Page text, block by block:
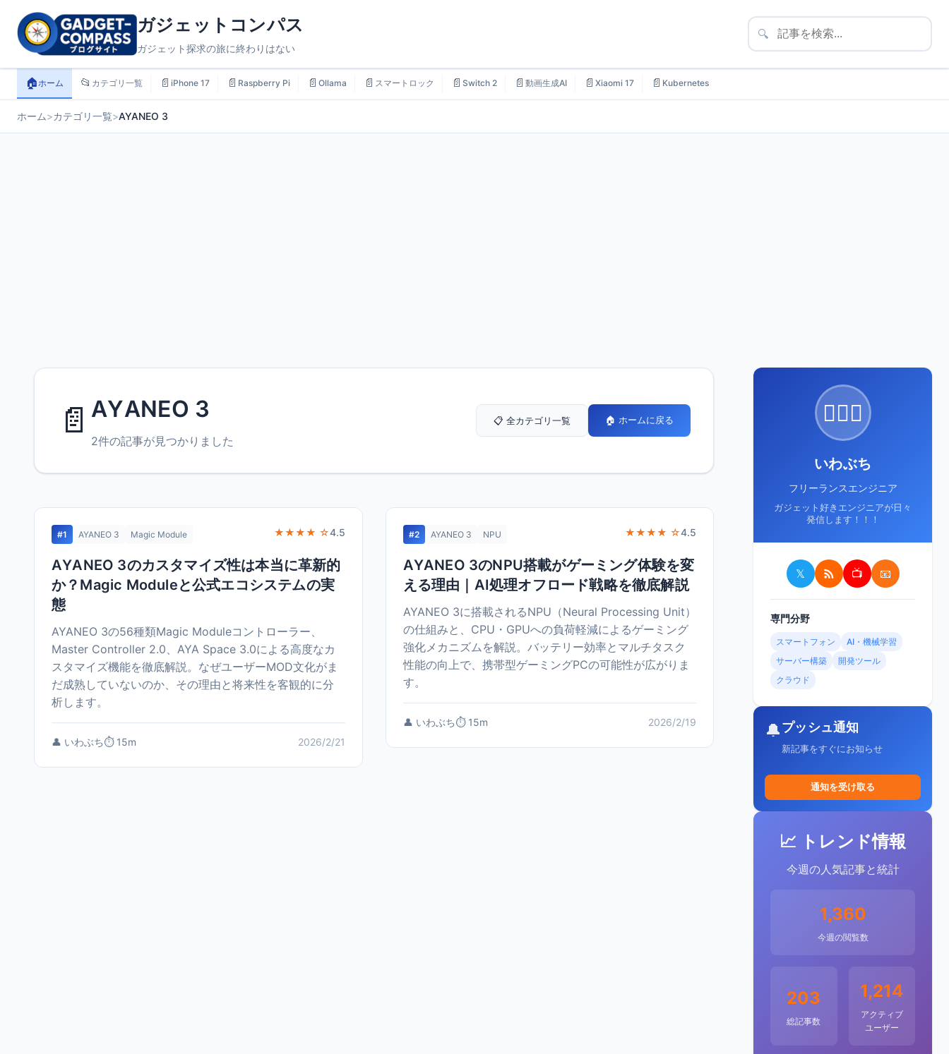
ガジェットコンパス
ガジェット探求の旅に終わりはない
🔍
🏠ホーム 📂 カテゴリ一覧 📄 iPhone 17 📄 Raspberry Pi 📄 Ollama 📄 スマートロック 📄 Switch 2 📄 動画生成AI 📄 Xiaomi 17 📄 Kubernetes
ホーム>カテゴリ一覧>AYANEO 3
📄 AYANEO 3
2件の記事が見つかりました
📋 全カテゴリ一覧 🏠 ホームに戻る
#1 AYANEO 3 Magic Module ★★★★ ☆4.5
AYANEO 3のカスタマイズ性は本当に革新的
か？Magic Moduleと公式エコシステムの実
態
AYANEO 3の56種類Magic Moduleコントローラー、
Master Controller 2.0、AYA Space 3.0による高度なカ
スタマイズ機能を徹底解説。なぜユーザーMOD文化がま
だ成熟していないのか、その理由と将来性を客観的に分
析します。
👤 いわぶち⏱️ 15m 2026/2/21
#2 AYANEO 3 NPU ★★★★ ☆4.5
AYANEO 3のNPU搭載がゲーミング体験を変
える理由｜AI処理オフロード戦略を徹底解説
AYANEO 3に搭載されるNPU（Neural Processing Unit）
の仕組みと、CPU・GPUへの負荷軽減によるゲーミング
強化メカニズムを解説。バッテリー効率とマルチタスク
性能の向上で、携帯型ゲーミングPCの可能性が広がりま
す。
👤 いわぶち⏱️ 15m 2026/2/19
🙋🏻‍♂️
いわぶち
フリーランスエンジニア
ガジェット好きエンジニアが日々
発信します！！！
𝕏 📺 📧
専門分野
スマートフォン
AI・機械学習
サーバー構築
開発ツール
クラウド
🔔プッシュ通知
新記事をすぐにお知らせ
通知を受け取る
📈 トレンド情報
今週の人気記事と統計
1,360
今週の閲覧数
203
総記事数
1,214
アクティブ
ユーザー